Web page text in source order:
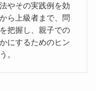
やその実践例を効
ら上級者まで、問
把握し、親子での
にするためのヒン
。